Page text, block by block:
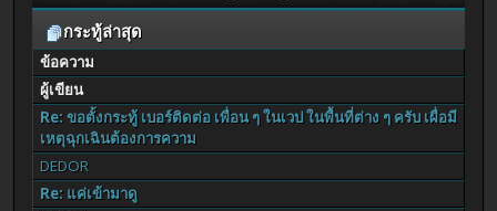
กระทู้ล่าสุด
ข้อความ
ผู้เขียน
Re: ขอตั้งกระทู้ เบอร์ติดต่อ เพื่อน ๆ ในเวป ในพื้นที่ต่าง ๆ ครับ เผื่อมี
เหตุฉุกเฉินต้องการความ
DEDOR
Re: แค่เข้ามาดู